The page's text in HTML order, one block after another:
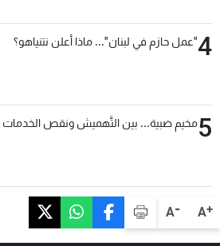
A+
A-
4"عمل حازم في لبنان"... ماذا أعلن نتنياهو؟
5مخيم ضبية... بين التَّهميش ونقص الخدمات